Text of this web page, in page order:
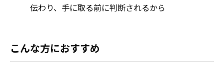
伝わり、手に取る前に判断されるから
こんな方におすすめ